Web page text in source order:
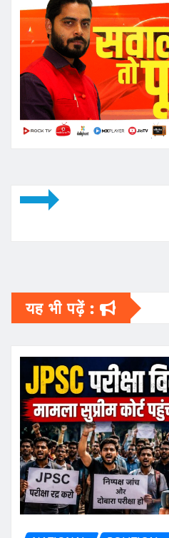
यह भी पढ़ें :